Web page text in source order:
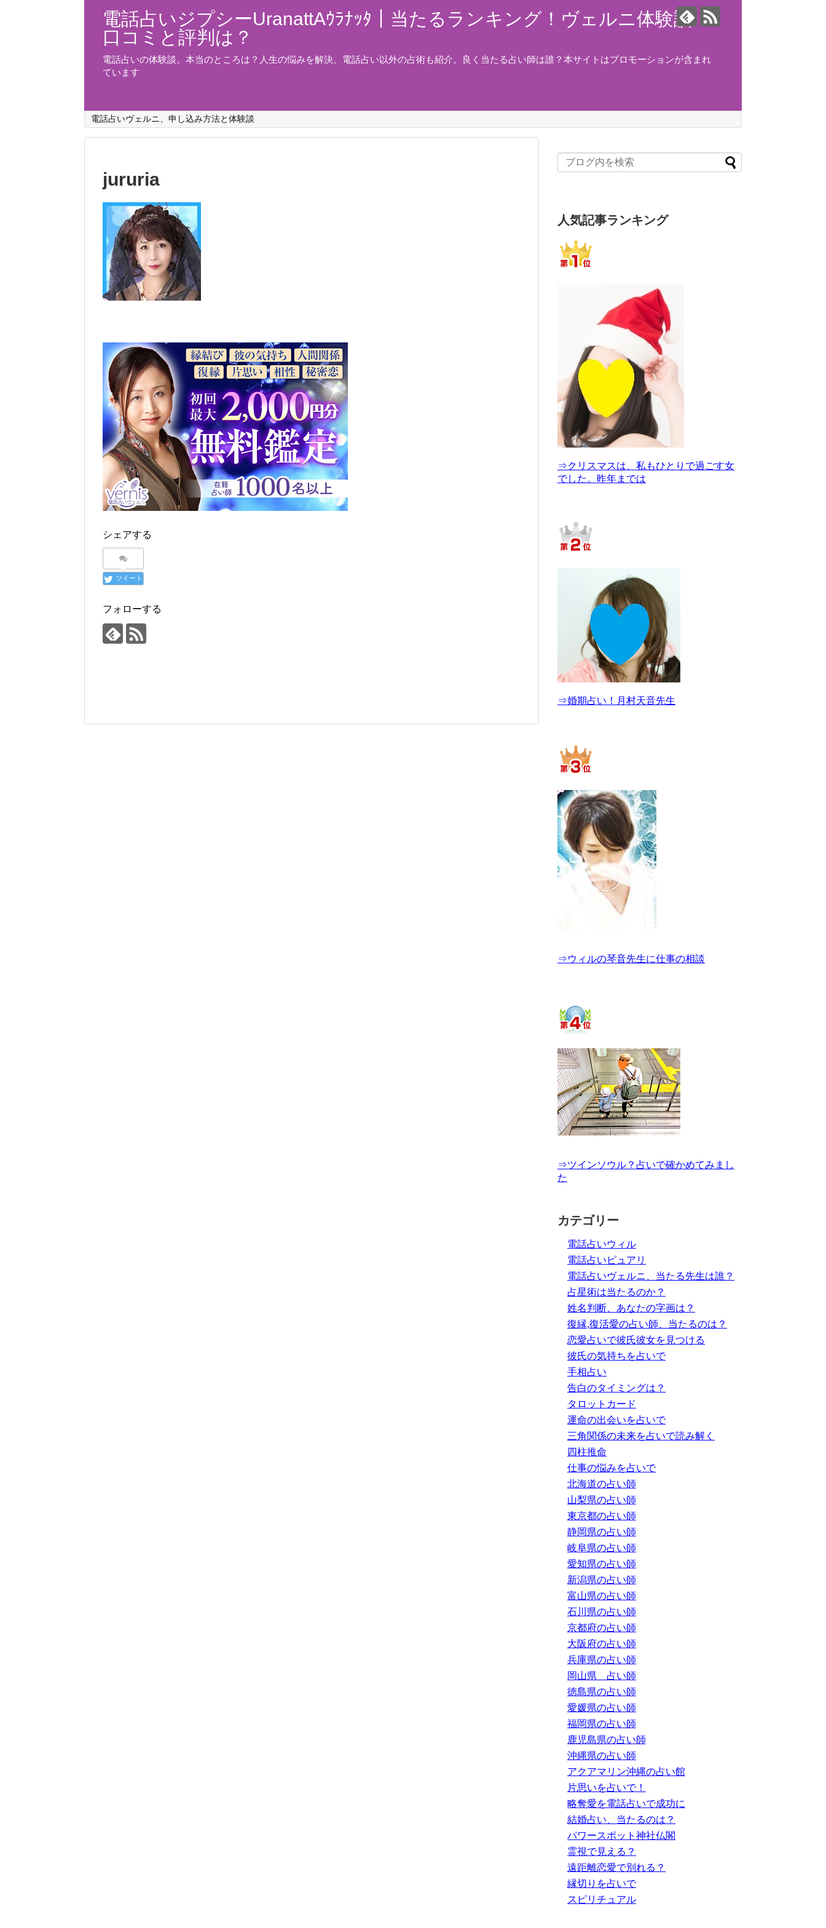
電話占いジプシーUranattAｳﾗﾅｯﾀ｜当たるランキング！ヴェルニ体験談！
口コミと評判は？
電話占いの体験談。本当のところは？人生の悩みを解決。電話占い以外の占術も紹介。良く当たる占い師は誰？本サイトはプロモーションが含まれ
ています
電話占いヴェルニ、申し込み方法と体験談
jururia
シェアする
ツイート
フォローする
人気記事ランキング
⇒クリスマスは、私もひとりで過ごす女
でした。昨年までは
⇒婚期占い！月村天音先生
⇒ウィルの琴音先生に仕事の相談
⇒ツインソウル？占いで確かめてみまし
た
カテゴリー
電話占いウィル
電話占いピュアリ
電話占いヴェルニ、当たる先生は誰？
占星術は当たるのか？
姓名判断、あなたの字画は？
復縁,復活愛の占い師、当たるのは？
恋愛占いで彼氏彼女を見つける
彼氏の気持ちを占いで
手相占い
告白のタイミングは？
タロットカード
運命の出会いを占いで
三角関係の未来を占いで読み解く
四柱推命
仕事の悩みを占いで
北海道の占い師
山梨県の占い師
東京都の占い師
静岡県の占い師
岐阜県の占い師
愛知県の占い師
新潟県の占い師
富山県の占い師
石川県の占い師
京都府の占い師
大阪府の占い師
兵庫県の占い師
岡山県 占い師
徳島県の占い師
愛媛県の占い師
福岡県の占い師
鹿児島県の占い師
沖縄県の占い師
アクアマリン沖縄の占い館
片思いを占いで！
略奪愛を電話占いで成功に
結婚占い、当たるのは？
パワースポット神社仏閣
霊視で見える？
遠距離恋愛で別れる？
縁切りを占いで
スピリチュアル